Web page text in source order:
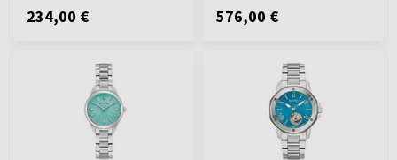
234,00 € 576,00 €